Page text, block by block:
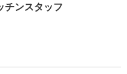
チンスタッフ